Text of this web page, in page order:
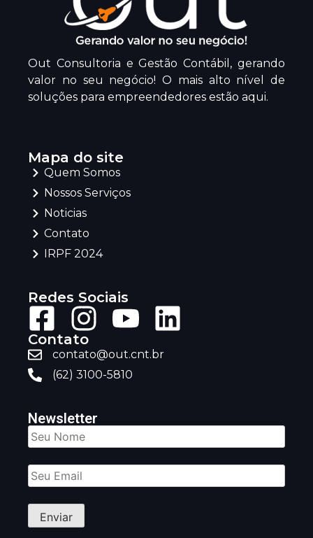
Out Consultoria e Gestão Contábil, gerando
valor no seu negócio! O mais alto nível de
soluções para empreendedores estão aqui.
Mapa do site
Quem Somos
Nossos Serviços
Noticias
Contato
IRPF 2024
Redes Sociais
Contato
contato@out.cnt.br
(62) 3100-5810
Newsletter